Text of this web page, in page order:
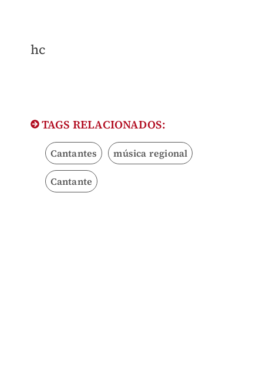
hc
TAGS RELACIONADOS:
Cantantes música regional
Cantante